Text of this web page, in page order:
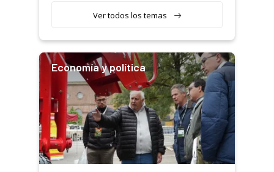
Ver todos los temas
Economía y política